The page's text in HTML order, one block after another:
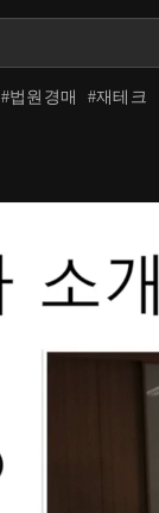
#법원경매 #재테크